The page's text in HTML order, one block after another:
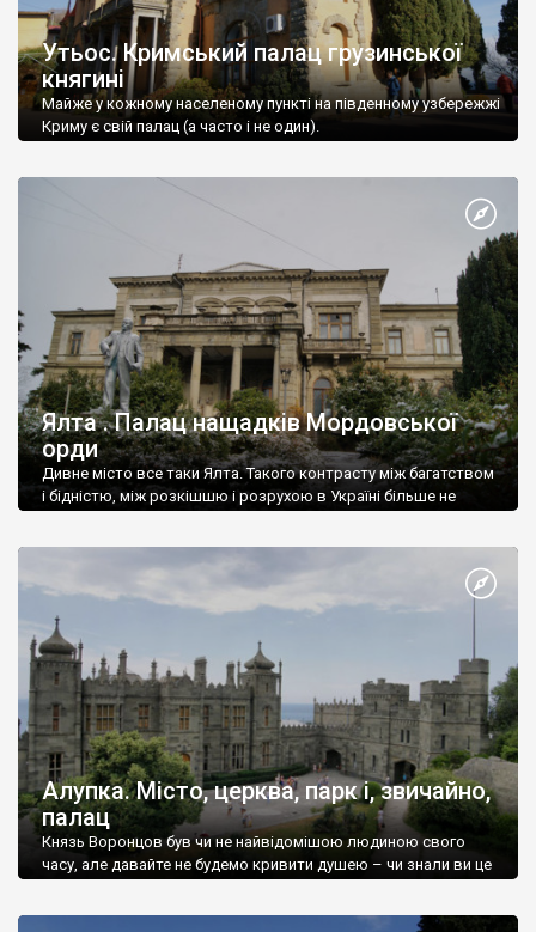
Утьос. Кримський палац грузинської
княгині
Майже у кожному населеному пункті на південному узбережжі
Криму є свій палац (а часто і не один).
Ялта . Палац нащадків Мордовської
орди
Дивне місто все таки Ялта. Такого контрасту між багатством
і бідністю, між розкішшю і розрухою в Україні більше не
Алупка. Місто, церква, парк і, звичайно,
палац
Князь Воронцов був чи не найвідомішою людиною свого
часу, але давайте не будемо кривити душею – чи знали ви це